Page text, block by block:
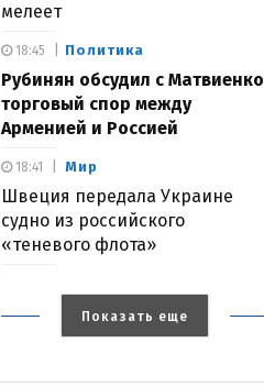
мелеет
Политика
Рубинян обсудил с Матвиенко
торговый спор между
Арменией и Россией
18:45
Мир
Швеция передала Украине
судно из российского
«теневого флота»
18:41
Показать еще